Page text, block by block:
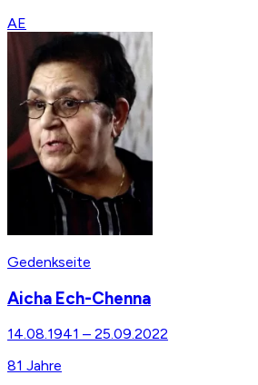
AE
Gedenkseite
Aicha Ech-Chenna
14.08.1941 – 25.09.2022
81 Jahre